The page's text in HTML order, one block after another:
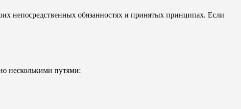
непосредственных обязанностях и принятых принципах. Если
несколькими путями: